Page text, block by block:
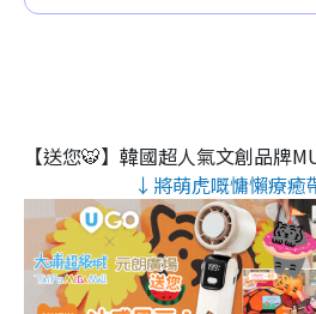
【送您🐯】韓國超人氣文創品牌
↓將萌虎嘅慵懶療癒